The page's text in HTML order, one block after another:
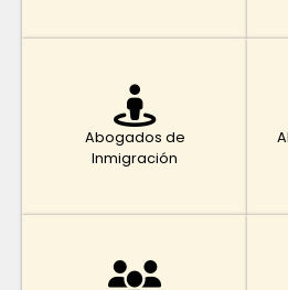
Abogados de
Inmigración